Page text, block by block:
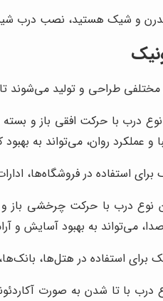
مدرن و شیک هستید، نصب درب
طراحی و تولید می‌شوند تا
نوع درب با حرکت افقی باز و
عملکرد روان، می‌تواند به
استفاده در فروشگاه‌ها،
نوع درب با حرکت چرخشی باز
می‌تواند به بهبود آسایش و
استفاده در هتل‌ها، بانک‌ها،
درب با تا شدن به صورت